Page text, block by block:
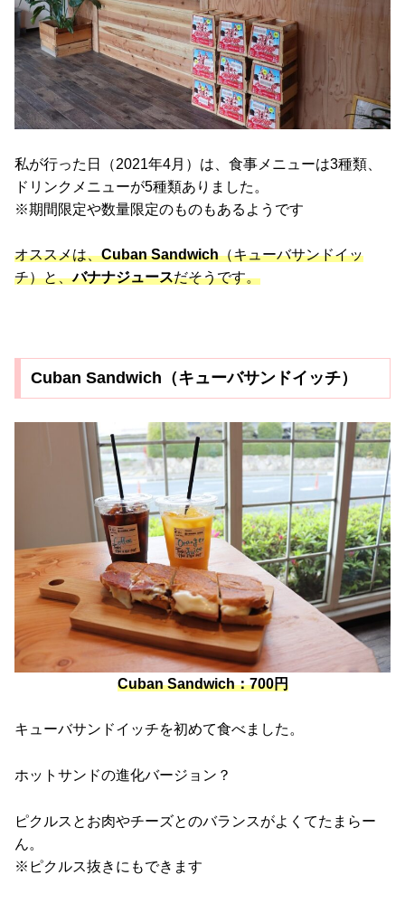
私が行った日（2021年4月）は、食事メニューは3種類、
ドリンクメニューが5種類ありました。
※期間限定や数量限定のものもあるようです
オススメは、Cuban Sandwich（キューバサンドイッ
チ）と、バナナジュースだそうです。
Cuban Sandwich（キューバサンドイッチ）
Cuban Sandwich：700円
キューバサンドイッチを初めて食べました。
ホットサンドの進化バージョン？
ピクルスとお肉やチーズとのバランスがよくてたまらー
ん。
※ピクルス抜きにもできます